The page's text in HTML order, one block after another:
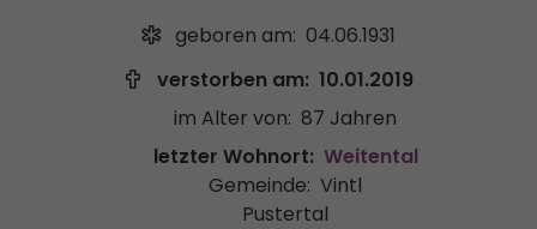
geboren am: 04.06.1931
verstorben am: 10.01.2019
im Alter von: 87 Jahren
letzter Wohnort: Weitental
Gemeinde: Vintl
Pustertal